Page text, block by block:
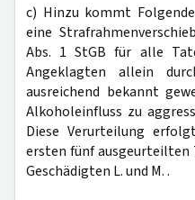
c) Hinzu kommt
eine
Abs. 1 StGB für alle
Angeklagten allein
ausreichend bekannt
Alkoholeinfluss zu
Diese Verurteilung
ersten fünf ausgeurteilten
Geschädigten L. und M. .